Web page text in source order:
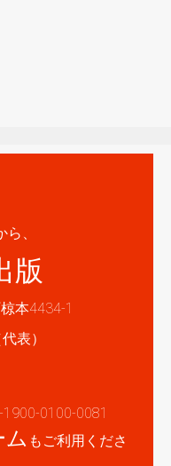
、
版
本4434-1
代表）
0100-0081
もご利用くださ